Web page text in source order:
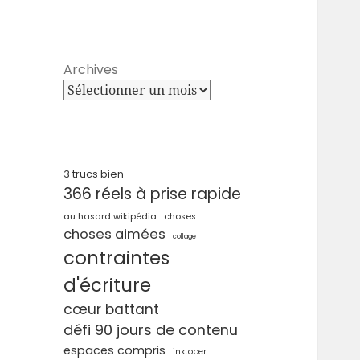
Archives
3 trucs bien
366 réels à prise rapide
au hasard wikipédia choses
choses aimées collage
contraintes
d'écriture
cœur battant
défi 90 jours de contenu
espaces compris
inktober